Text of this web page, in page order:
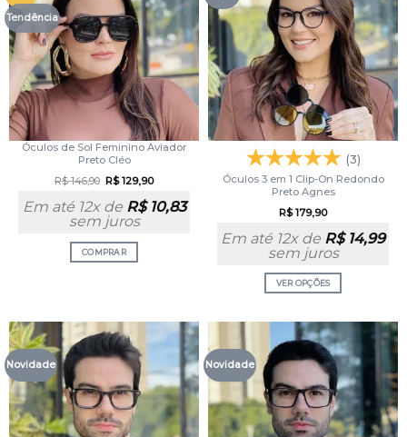
Tendência
Óculos de Sol Feminino Aviador
Preto Cléo
R$146,90 R$129,90
Em até 12x de R$10,83
sem juros
COMPRAR
(3)
Óculos 3 em 1 Clip-On Redondo
Preto Agnes
R$179,90
Em até 12x de R$14,99
sem juros
VER OPÇÕES
Novidade Novidade